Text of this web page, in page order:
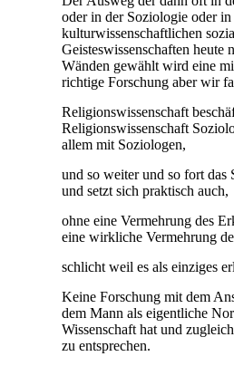
oder in der Soziologie oder
kulturwissenschaftlichen
Geisteswissenschaften heute
Wänden gewählt wird eine
richtige Forschung aber wir
Religionswissenschaft
Religionswissenschaft
allem mit Soziologen,
und so weiter und so fort das
und setzt sich praktisch auch,
ohne eine Vermehrung des
eine wirkliche Vermehrung
schlicht weil es als einziges
Keine Forschung mit dem
dem Mann als eigentliche
Wissenschaft hat und
zu entsprechen.